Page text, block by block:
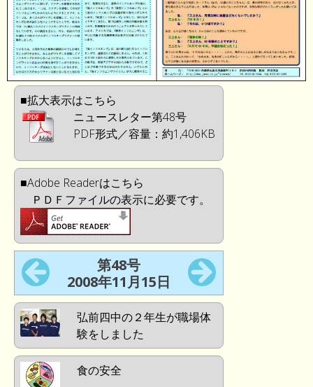
■拡大表示はこちら
ニュースレター第48号
PDF形式／容量：約1,406KB
■Adobe Readerはこちら
ＰＤＦファイルの表示に必要です。
第48号
2008年11月15日
弘前四中の２年生が職場体
験をしました
食の安全